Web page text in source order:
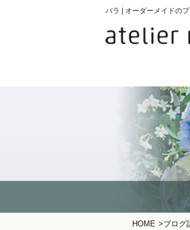
バラ | オーダーメイドの
HOME >ブログ